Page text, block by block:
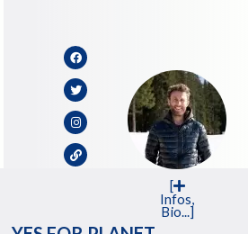
[
Infos,
Bio...]